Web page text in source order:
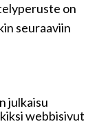
on
seuraaviin
julkaisu
webbisivut